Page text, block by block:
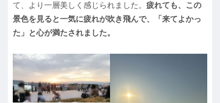
て、より一層美しく感じられました。 疲れても、この
景色を見ると一気に疲れが吹き飛んで、「来てよかっ
た」と心が満たされました。